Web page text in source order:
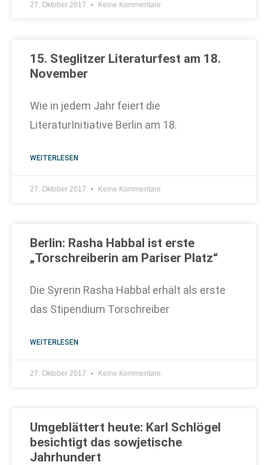
27. Oktober 2017 Keine Kommentare
15. Steglitzer Literaturfest am 18.
November
Wie in jedem Jahr feiert die
LiteraturInitiative Berlin am 18.
WEITERLESEN
27. Oktober 2017 Keine Kommentare
Berlin: Rasha Habbal ist erste
„Torschreiberin am Pariser Platz“
Die Syrerin Rasha Habbal erhält als erste
das Stipendium Torschreiber
WEITERLESEN
27. Oktober 2017 Keine Kommentare
Umgeblättert heute: Karl Schlögel
besichtigt das sowjetische
Jahrhundert